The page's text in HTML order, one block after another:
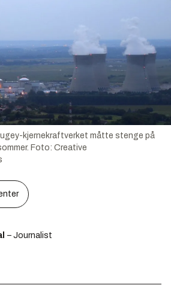
kjernekraftverket måtte stenge på
Foto: Creative
– Journalist